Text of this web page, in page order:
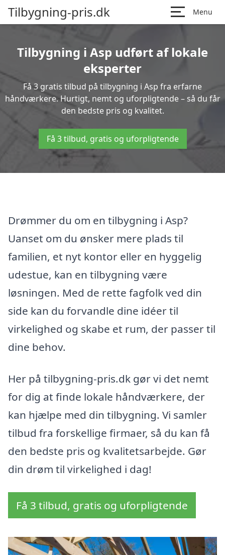
Tilbygning-pris.dk Menu
Tilbygning i Asp udført af lokale
eksperter
Få 3 gratis tilbud på tilbygning i Asp fra erfarne
håndværkere. Hurtigt, nemt og uforpligtende – så du får
den bedste pris og kvalitet.
Få 3 tilbud, gratis og uforpligtende
Drømmer du om en tilbygning i Asp?
Uanset om du ønsker mere plads til
familien, et nyt kontor eller en hyggelig
udestue, kan en tilbygning være
løsningen. Med de rette fagfolk ved din
side kan du forvandle dine idéer til
virkelighed og skabe et rum, der passer til
dine behov.
Her på tilbygning-pris.dk gør vi det nemt
for dig at finde lokale håndværkere, der
kan hjælpe med din tilbygning. Vi samler
tilbud fra forskellige firmaer, så du kan få
den bedste pris og kvalitetsarbejde. Gør
din drøm til virkelighed i dag!
Få 3 tilbud, gratis og uforpligtende